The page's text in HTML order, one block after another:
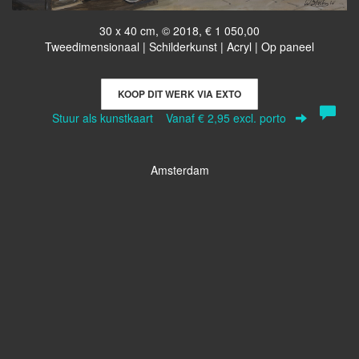
30 x 40 cm, © 2018, € 1 050,00
Tweedimensionaal | Schilderkunst | Acryl | Op paneel
KOOP DIT WERK VIA EXTO
Stuur als kunstkaart Vanaf € 2,95 excl. porto
Amsterdam